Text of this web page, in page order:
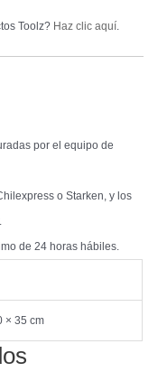
Toolz? Haz clic aquí
por el equipo de
o Starken, y los
de 24 horas hábiles.
× 35 cm